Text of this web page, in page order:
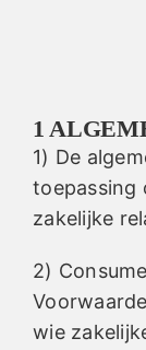
1
1) De
toepassing
zakelijke
2)
wie